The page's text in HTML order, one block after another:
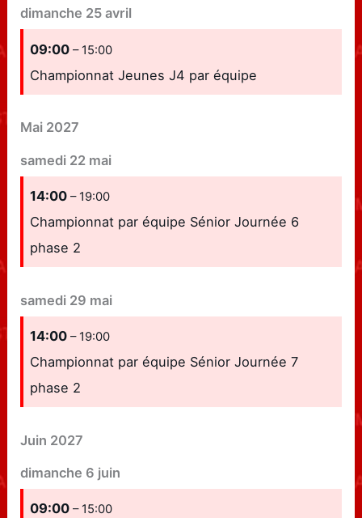
dimanche 25 avril
09:00– 15:00
Championnat Jeunes J4 par équipe
Mai 2027
samedi 22 mai
14:00– 19:00
Championnat par équipe Sénior Journée 6
phase 2
samedi 29 mai
14:00– 19:00
Championnat par équipe Sénior Journée 7
phase 2
Juin 2027
dimanche 6 juin
09:00– 15:00